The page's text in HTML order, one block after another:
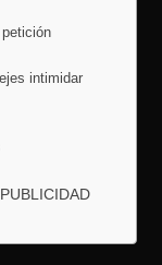
intimidar